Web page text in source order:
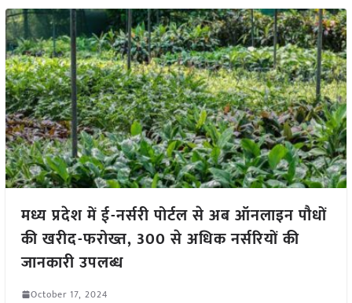
मध्य प्रदेश में ई-नर्सरी पोर्टल से अब ऑनलाइन पौधों
की खरीद-फरोख्त, 300 से अधिक नर्सरियों की
जानकारी उपलब्ध
October 17, 2024